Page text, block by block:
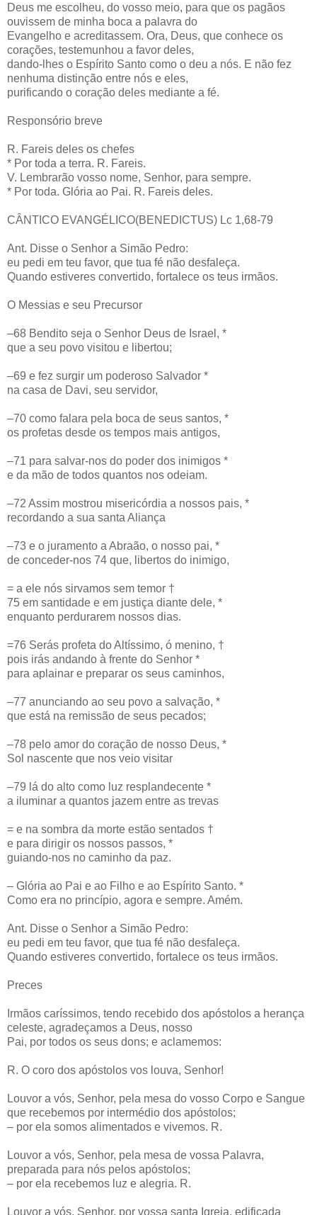
Deus me escolheu, do vosso meio, para que os pagãos
ouvissem de minha boca a palavra do
Evangelho e acreditassem. Ora, Deus, que conhece os
corações, testemunhou a favor deles,
dando-lhes o Espírito Santo como o deu a nós. E não fez
nenhuma distinção entre nós e eles,
purificando o coração deles mediante a fé.
Responsório breve
R. Fareis deles os chefes
* Por toda a terra. R. Fareis.
V. Lembrarão vosso nome, Senhor, para sempre.
* Por toda. Glória ao Pai. R. Fareis deles.
CÂNTICO EVANGÉLICO(BENEDICTUS) Lc 1,68-79
Ant. Disse o Senhor a Simão Pedro:
eu pedi em teu favor, que tua fé não desfaleça.
Quando estiveres convertido, fortalece os teus irmãos.
O Messias e seu Precursor
–68 Bendito seja o Senhor Deus de Israel, *
que a seu povo visitou e libertou;
–69 e fez surgir um poderoso Salvador *
na casa de Davi, seu servidor,
–70 como falara pela boca de seus santos, *
os profetas desde os tempos mais antigos,
–71 para salvar-nos do poder dos inimigos *
e da mão de todos quantos nos odeiam.
–72 Assim mostrou misericórdia a nossos pais, *
recordando a sua santa Aliança
–73 e o juramento a Abraão, o nosso pai, *
de conceder-nos 74 que, libertos do inimigo,
= a ele nós sirvamos sem temor †
75 em santidade e em justiça diante dele, *
enquanto perdurarem nossos dias.
=76 Serás profeta do Altíssimo, ó menino, †
pois irás andando à frente do Senhor *
para aplainar e preparar os seus caminhos,
–77 anunciando ao seu povo a salvação, *
que está na remissão de seus pecados;
–78 pelo amor do coração de nosso Deus, *
Sol nascente que nos veio visitar
–79 lá do alto como luz resplandecente *
a iluminar a quantos jazem entre as trevas
= e na sombra da morte estão sentados †
e para dirigir os nossos passos, *
guiando-nos no caminho da paz.
– Glória ao Pai e ao Filho e ao Espírito Santo. *
Como era no princípio, agora e sempre. Amém.
Ant. Disse o Senhor a Simão Pedro:
eu pedi em teu favor, que tua fé não desfaleça.
Quando estiveres convertido, fortalece os teus irmãos.
Preces
Irmãos caríssimos, tendo recebido dos apóstolos a herança
celeste, agradeçamos a Deus, nosso
Pai, por todos os seus dons; e aclamemos:
R. O coro dos apóstolos vos louva, Senhor!
Louvor a vós, Senhor, pela mesa do vosso Corpo e Sangue
que recebemos por intermédio dos apóstolos;
– por ela somos alimentados e vivemos. R.
Louvor a vós, Senhor, pela mesa de vossa Palavra,
preparada para nós pelos apóstolos;
– por ela recebemos luz e alegria. R.
Louvor a vós, Senhor, por vossa santa Igreja, edificada